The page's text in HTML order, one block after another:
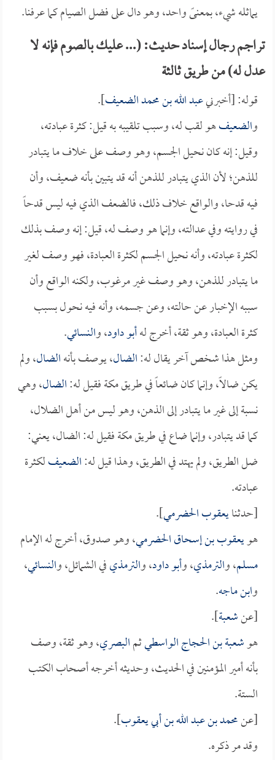
يماثله شيء، بمعنىً واحد، وهو دال على فضل الصيام كما عرفنا.
تراجم رجال إسناد حديث: (... عليك بالصوم فإنه لا
عدل له) من طريق ثالثة
قوله: [أخبرنيعبد الله بن محمد الضعيف].
والضعيفهو لقب له، وسبب تلقيبه به قيل: كثرة عبادته،
وقيل: إنه كان نحيل الجسم، وهو وصف على خلاف ما يتبادر
للذهن؛ لأن الذي يتبادر للذهن أنه قد يتبين بأنه ضعيف، وأن
فيه قدحا، والواقع خلاف ذلك، فالضعف الذي فيه ليس قدحاً
في روايته وفي عدالته، وإنما هو وصف له، قيل: إنه وصف بذلك
لكثرة عبادته، وأنه نحيل الجسم لكثرة العبادة، فهو وصف لغير
ما يتبادر للذهن، وهو وصف غير مرغوب، ولكنه الواقع وأن
سببه الإخبار عن حالته، وعن جسمه، وأنه فيه نحول بسبب
كثرة العبادة، وهو ثقة، أخرج لهأبو داود، والنسائي.
ومثل هذا شخص آخر يقال له:الضال، يوصف بأنهالضال، ولم
يكن ضالاً، وإنما كان ضائعاً في طريق مكة فقيل له:الضال، وهي
نسبة إلى غير ما يتبادر إلى الذهن، وهو ليس من أهل الضلال،
كما قد يتبادر، وإنما ضاع في طريق مكة فقيل له: الضال، يعني:
ضل الطريق، ولم يهتد في الطريق، وهذا قيل له:الضعيفلكثرة
عبادته.
[حدثنايعقوب الحضرمي].
هويعقوب بن إسحاق الحضرمي، وهو صدوق، أخرج له الإمام
مسلم، والترمذي، وأبو داود، والترمذيفي الشمائل، والنسائي،
وابن ماجه.
[عنشعبة].
هوشعبة بن الحجاج الواسطيثمالبصري، وهو ثقة، وصف
بأنه أمير المؤمنين في الحديث، وحديثه أخرجه أصحاب الكتب
الستة.
[عنمحمد بن عبد الله بن أبي يعقوب].
وقد مر ذكره.